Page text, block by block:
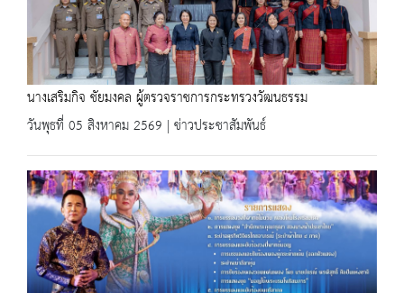
นางเสริมกิจ ชัยมงคล ผู้ตรวจราชการกระทรวงวัฒนธรรม
วันพุธที่ 05 สิงหาคม 2569 | ข่าวประชาสัมพันธ์